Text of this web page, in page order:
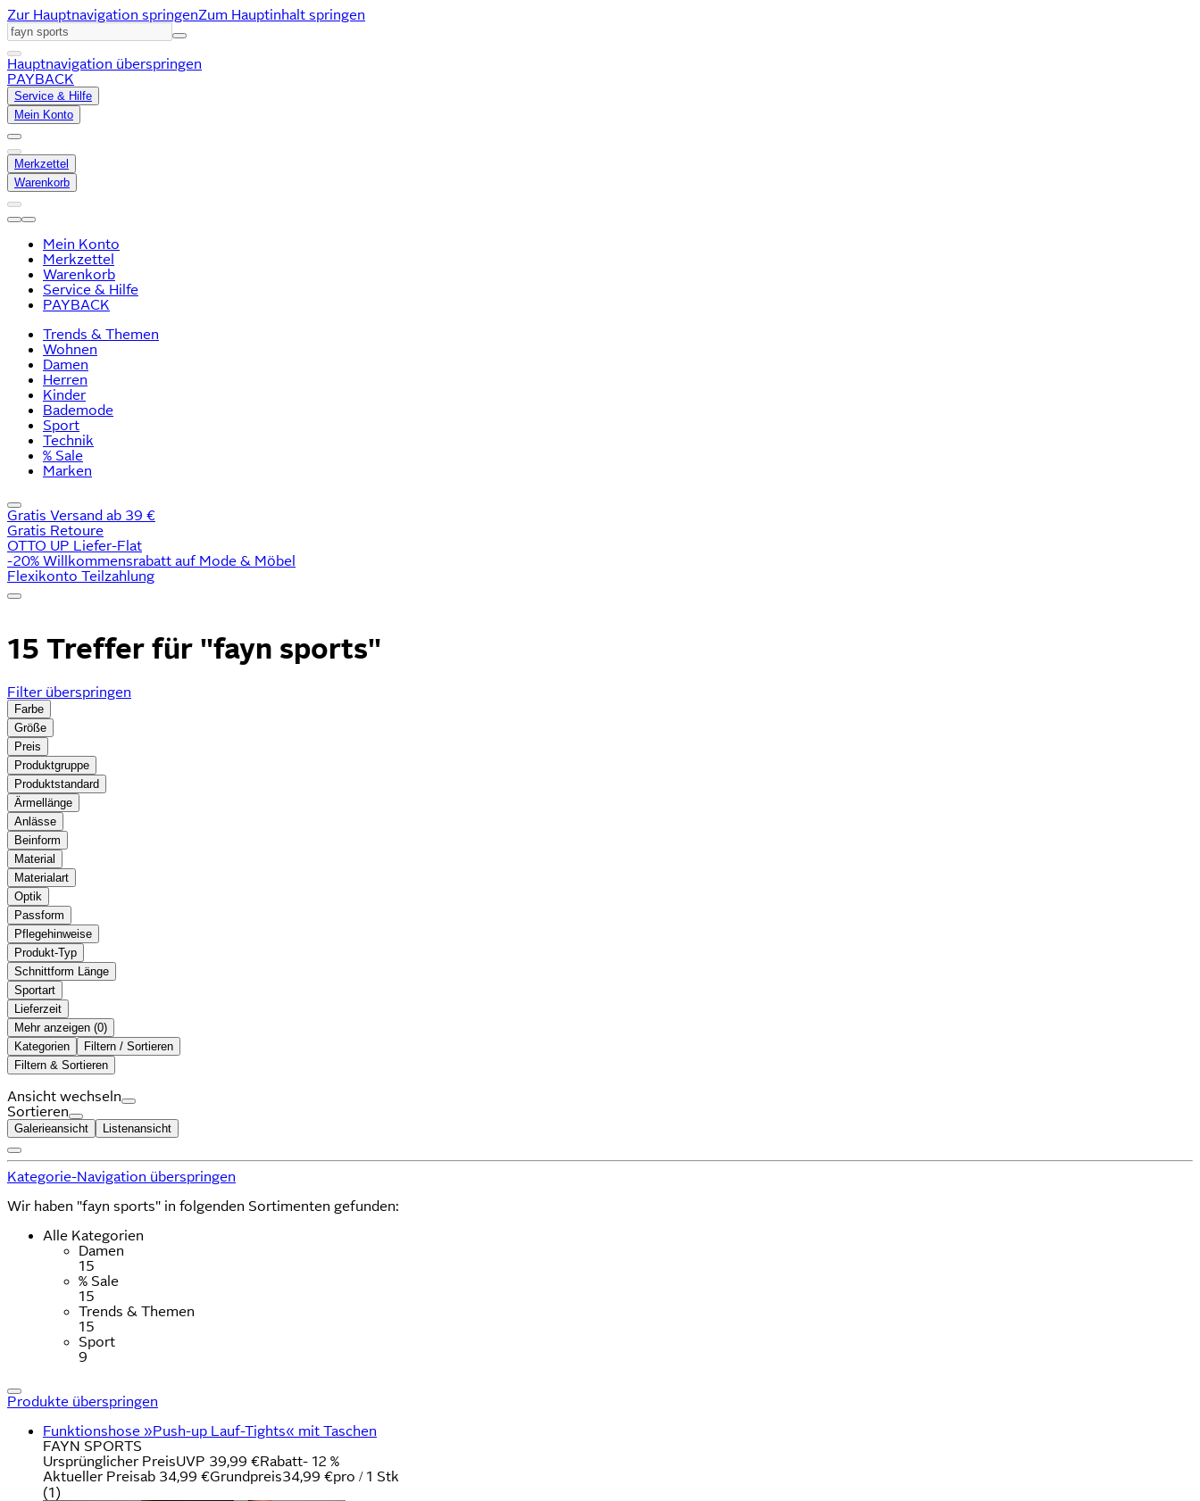
Zur Hauptnavigation springenZum Hauptinhalt springen
Hauptnavigation überspringen
PAYBACK
Service & Hilfe
Mein Konto
Merkzettel
Warenkorb
Mein Konto
Merkzettel
Warenkorb
Service & Hilfe
PAYBACK
Trends & Themen
Wohnen
Damen
Herren
Kinder
Bademode
Sport
Technik
% Sale
Marken
Gratis Versand ab 39 €
Gratis Retoure
OTTO UP Liefer-Flat
-20% Willkommensrabatt auf Mode & Möbel
Flexikonto Teilzahlung
15 Treffer für "fayn sports"
Filter überspringen
Farbe
Größe
Preis
Produktgruppe
Produktstandard
Ärmellänge
Anlässe
Beinform
Material
Materialart
Optik
Passform
Pflegehinweise
Produkt-Typ
Schnittform Länge
Sportart
Lieferzeit
Mehr anzeigen ( )
Kategorien
Filtern / Sortieren
Filtern & Sortieren
Ansicht wechseln
Sortieren
Galerieansicht Listenansicht
Kategorie-Navigation überspringen
Wir haben "fayn sports" in folgenden Sortimenten gefunden:
Alle Kategorien
Damen
15
% Sale
15
Trends & Themen
15
Sport
9
Produkte überspringen
Funktionshose »Push-up Lauf-Tights« mit Taschen
FAYN SPORTS
Ursprünglicher PreisUVP 39,99 €Rabatt- 12 %
Aktueller Preisab 34,99 €Grundpreis34,99 €pro / 1 Stk
(1)